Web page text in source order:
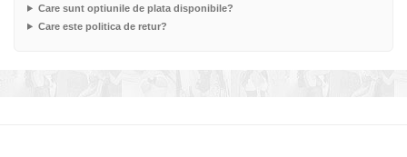
Care sunt optiunile de plata disponibile?
Care este politica de retur?